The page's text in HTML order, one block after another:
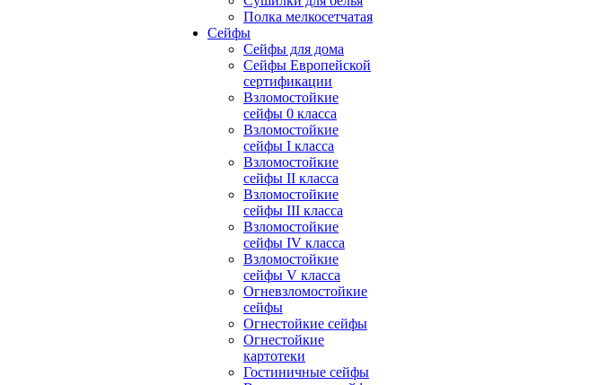
Полка мелкосетчатая
Сейфы
Сейфы для дома
Сейфы Европейской
сертификации
Взломостойкие
сейфы 0 класса
Взломостойкие
сейфы I класса
Взломостойкие
сейфы II класса
Взломостойкие
сейфы III класса
Взломостойкие
сейфы IV класса
Взломостойкие
сейфы V класса
Огневзломостойкие
сейфы
Огнестойкие сейфы
Огнестойкие
картотеки
Гостиничные сейфы